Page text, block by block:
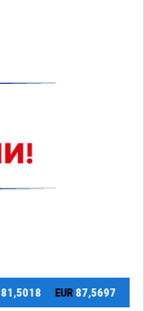
81,5018 EUR 87,5697